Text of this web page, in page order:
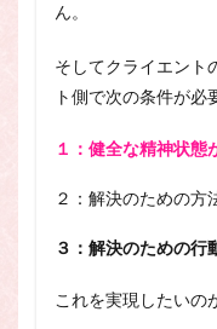
ん。
そしてクライエント
ト側で次の条件が必
１：健全な精神状態
２：解決のための方
３：解決のための行
これを実現したいの